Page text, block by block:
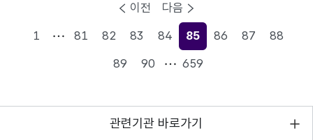
이전
1
81 82 83 84
현재페이지
85 86 87
88
89
90 659
다음
관련기관 바로가기